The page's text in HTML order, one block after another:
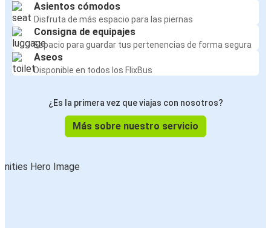
Asientos cómodos
Disfruta de más espacio para las piernas
Consigna de equipajes
Espacio para guardar tus pertenencias de forma segura
Aseos
Disponible en todos los FlixBus
¿Es la primera vez que viajas con nosotros?
Más sobre nuestro servicio